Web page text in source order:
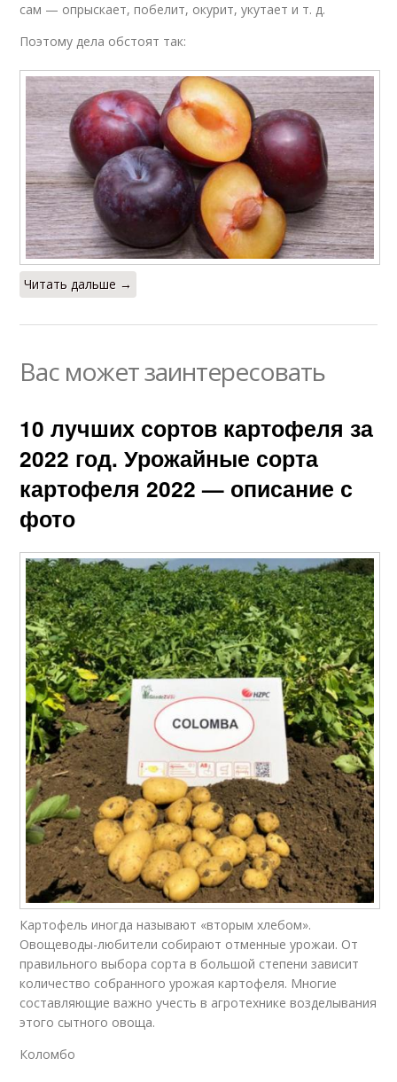
сам — опрыскает, побелит, окурит, укутает и т. д.
Поэтому дела обстоят так:
Читать дальше →
Вас может заинтересовать
10 лучших сортов картофеля за
2022 год. Урожайные сорта
картофеля 2022 — описание с
фото
Картофель иногда называют «вторым хлебом».
Овощеводы-любители собирают отменные урожаи. От
правильного выбора сорта в большой степени зависит
количество собранного урожая картофеля. Многие
составляющие важно учесть в агротехнике возделывания
этого сытного овоща.
Коломбо